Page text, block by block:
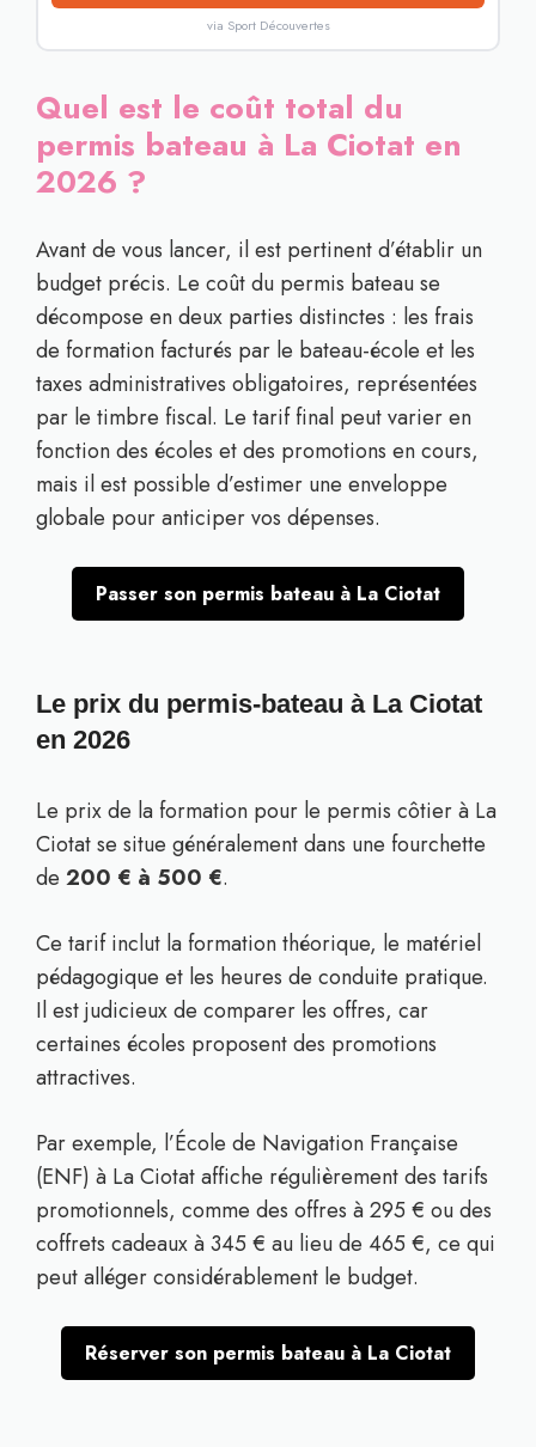
via Sport Découvertes
Quel est le coût total du
permis bateau à La Ciotat en
2026 ?
Avant de vous lancer, il est pertinent d’établir un
budget précis. Le coût du permis bateau se
décompose en deux parties distinctes : les frais
de formation facturés par le bateau-école et les
taxes administratives obligatoires, représentées
par le timbre fiscal. Le tarif final peut varier en
fonction des écoles et des promotions en cours,
mais il est possible d’estimer une enveloppe
globale pour anticiper vos dépenses.
Passer son permis bateau à La Ciotat
Le prix du permis-bateau à La Ciotat
en 2026
Le prix de la formation pour le permis côtier à La
Ciotat se situe généralement dans une fourchette
de 200 € à 500 €.
Ce tarif inclut la formation théorique, le matériel
pédagogique et les heures de conduite pratique.
Il est judicieux de comparer les offres, car
certaines écoles proposent des promotions
attractives.
Par exemple, l’École de Navigation Française
(ENF) à La Ciotat affiche régulièrement des tarifs
promotionnels, comme des offres à 295 € ou des
coffrets cadeaux à 345 € au lieu de 465 €, ce qui
peut alléger considérablement le budget.
Réserver son permis bateau à La Ciotat